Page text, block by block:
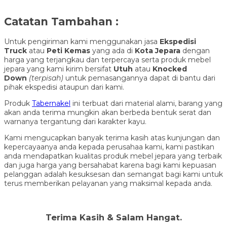
Catatan Tambahan :
Untuk pengiriman kami menggunakan jasa Ekspedisi
Truck atau Peti Kemas yang ada di Kota Jepara dengan
harga yang terjangkau dan terpercaya serta produk mebel
jepara yang kami kirim bersifat Utuh atau Knocked
Down (terpisah) untuk pemasangannya dapat di bantu dari
pihak ekspedisi ataupun dari kami.
Produk Tabernakel ini terbuat dari material alami, barang yang
akan anda terima mungkin akan berbeda bentuk serat dan
warnanya tergantung dari karakter kayu.
Kami mengucapkan banyak terima kasih atas kunjungan dan
kepercayaanya anda kepada perusahaa kami, kami pastikan
anda mendapatkan kualitas produk mebel jepara yang terbaik
dan juga harga yang bersahabat karena bagi kami kepuasan
pelanggan adalah kesuksesan dan semangat bagi kami untuk
terus memberikan pelayanan yang maksimal kepada anda.
Terima Kasih & Salam Hangat.